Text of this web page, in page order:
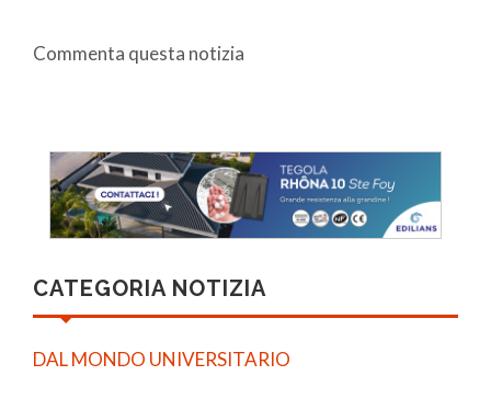
Commenta questa notizia
CATEGORIA NOTIZIA
DAL MONDO UNIVERSITARIO